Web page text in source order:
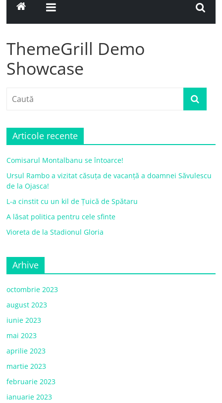
ThemeGrill Demo
Showcase
Articole recente
Comisarul Montalbanu se întoarce!
Ursul Rambo a vizitat căsuța de vacanță a doamnei Săvulescu
de la Ojasca!
L-a cinstit cu un kil de Țuică de Spătaru
A lăsat politica pentru cele sfinte
Vioreta de la Stadionul Gloria
Arhive
octombrie 2023
august 2023
iunie 2023
mai 2023
aprilie 2023
martie 2023
februarie 2023
ianuarie 2023